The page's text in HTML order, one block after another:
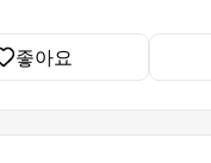
좋아요